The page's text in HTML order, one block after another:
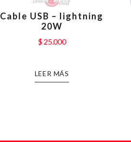
Cable USB – lightning
20W
$25.000
LEER MÁS